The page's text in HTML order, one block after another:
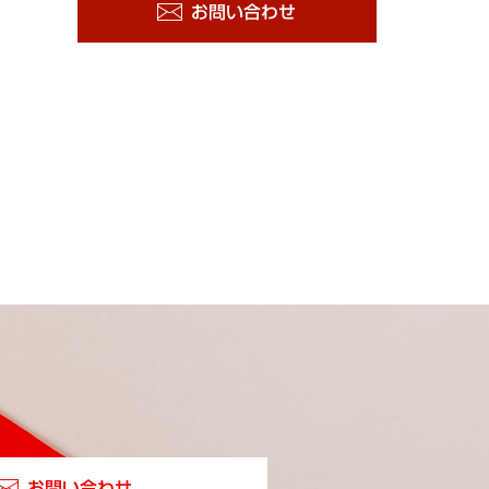
お問い合わせ